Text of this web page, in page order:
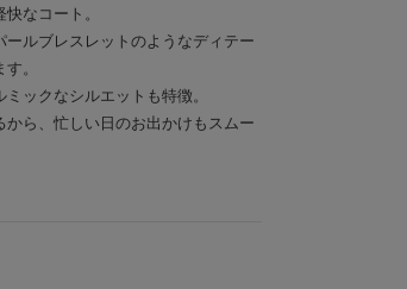
なコート。
ルブレスレットのようなディテー
。
ックなシルエットも特徴。
ら、忙しい日のお出かけもスムー